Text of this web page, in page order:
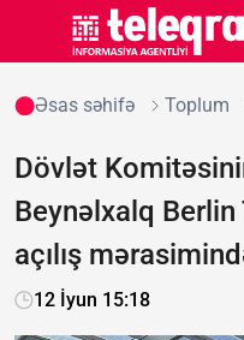
Əsas səhifə Toplum
Dövlət
Beynəlxalq Berlin
açılış
12 İyun 15:18